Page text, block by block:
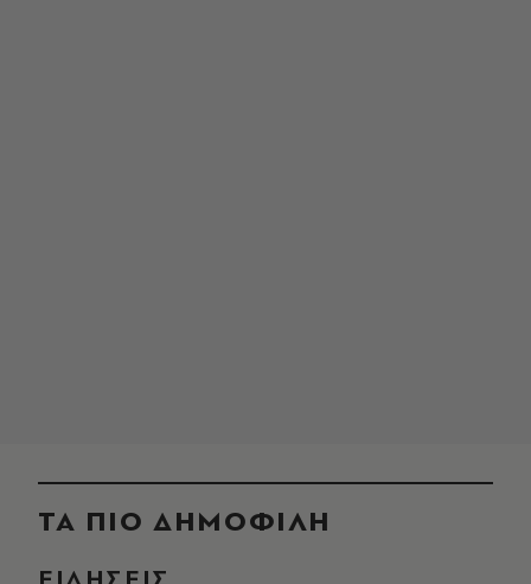
ΤΑ ΠΙΟ ΔΗΜΟΦΙΛΗ